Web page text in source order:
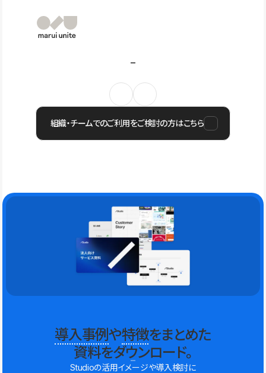
組織・チームでのご利用をご検討の方はこちら
導入事例や特徴をまとめた
資料をダウンロード。
Studioの活用イメージや導入検討に